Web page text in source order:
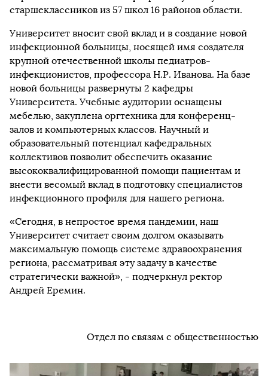
старшеклассников из 57 школ 16 районов области.
Университет вносит свой вклад и в создание новой
инфекционной больницы, носящей имя создателя
крупной отечественной школы педиатров-
инфекционистов, профессора Н.Р. Иванова. На базе
новой больницы развернуты 2 кафедры
Университета. Учебные аудитории оснащены
мебелью, закуплена оргтехника для конференц-
залов и компьютерных классов. Научный и
образовательный потенциал кафедральных
коллективов позволит обеспечить оказание
высококвалифицированной помощи пациентам и
внести весомый вклад в подготовку специалистов
инфекционного профиля для нашего региона.
«Сегодня, в непростое время пандемии, наш
Университет считает своим долгом оказывать
максимальную помощь системе здравоохранения
региона, рассматривая эту задачу в качестве
стратегически важной», - подчеркнул ректор
Андрей Еремин.
Отдел по связям с общественностью